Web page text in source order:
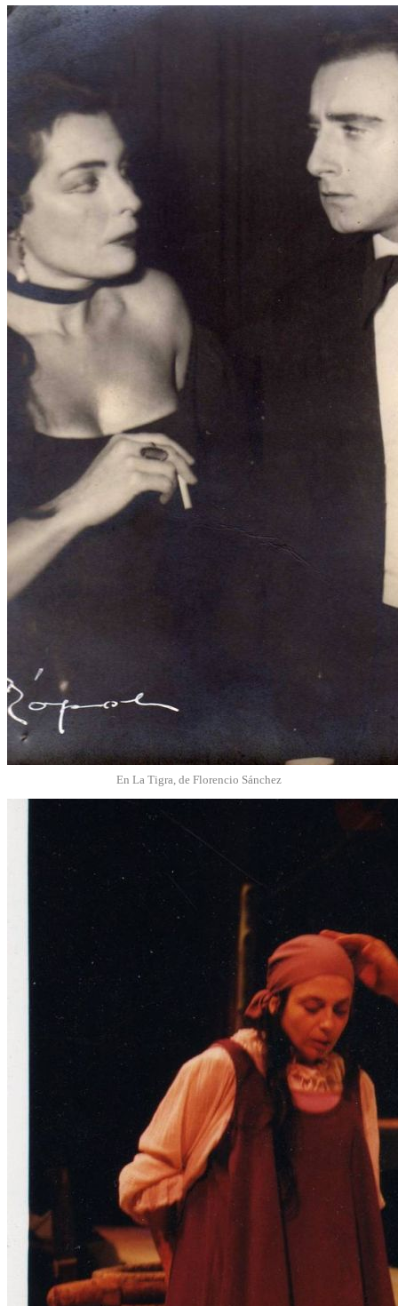
En La Tigra, de Florencio Sánchez